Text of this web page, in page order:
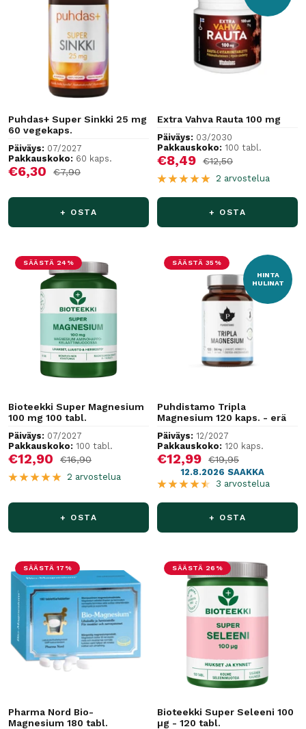
Puhdas+ Super Sinkki 25 mg
60 vegekaps.
Päiväys: 07/2027
Pakkauskoko: 60 kaps.
Alennushinta
€6,30 Normaalihinta
€7,90
+ OSTA
Extra Vahva Rauta 100 mg
Päiväys: 03/2030
Pakkauskoko: 100 tabl.
Alennushinta
€8,49 Normaalihinta
€12,50
2 arvostelua
+ OSTA
SÄÄSTÄ 24%
Bioteekki Super Magnesium
100 mg 100 tabl.
Päiväys: 07/2027
Pakkauskoko: 100 tabl.
Alennushinta
€12,90 Normaalihinta
€16,90
2 arvostelua
+ OSTA
HINTA
HULINAT
SÄÄSTÄ 35%
Puhdistamo Tripla
Magnesium 120 kaps. - erä
Päiväys: 12/2027
Pakkauskoko: 120 kaps.
Alennushinta
€12,99 Normaalihinta
€19,95
12.8.2026 SAAKKA
3 arvostelua
+ OSTA
SÄÄSTÄ 17%
Pharma Nord Bio-
Magnesium 180 tabl.
SÄÄSTÄ 26%
Bioteekki Super Seleeni 100
µg - 120 tabl.